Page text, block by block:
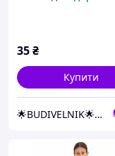
35₴
Купити
🌟BUDIVELNIK🌟SHOP